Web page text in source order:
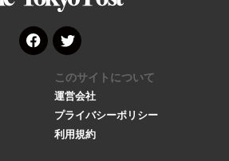
er
このサイトについて
運営会社
プライバシーポリシー
利用規約